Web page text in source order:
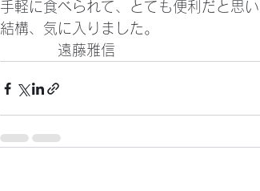
手軽に食べられて、とても便利だと思い
結構、気に入りました。
遠藤雅信